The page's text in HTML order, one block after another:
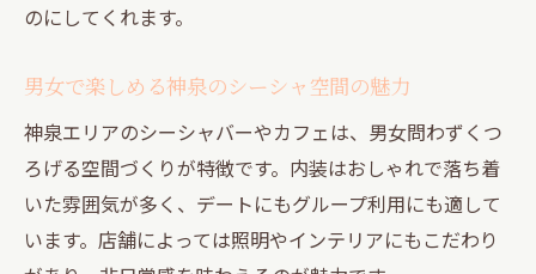
のにしてくれます。
男女で楽しめる神泉のシーシャ空間の魅力
神泉エリアのシーシャバーやカフェは、男女問わずくつ
ろげる空間づくりが特徴です。内装はおしゃれで落ち着
いた雰囲気が多く、デートにもグループ利用にも適して
います。店舗によっては照明やインテリアにもこだわり